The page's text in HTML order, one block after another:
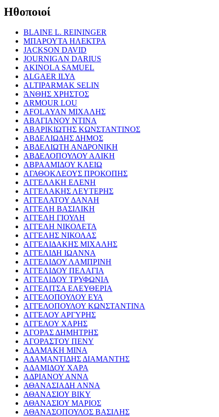
Ηθοποιοί
BLAINE L. REININGER
ΜΠΑΡΟΥΤΑ ΗΛΕΚΤΡΑ
JACKSON DAVID
JOURNIGAN DARIUS
AKINOLA SAMUEL
ALGAER ILYA
ALTIPARMAK SELIN
ΆΝΘΗΣ ΧΡΗΣΤΟΣ
ARMOUR LOU
AFOLAYAN ΜΙΧΑΛΗΣ
ΑΒΑΓΙΑΝΟΥ ΝΤΙΝΑ
ΑΒΑΡΙΚΙΩΤΗΣ ΚΩΝΣΤΑΝΤΙΝΟΣ
ΑΒΔΕΛΙΩΔΗΣ ΔΗΜΟΣ
ΑΒΔΕΛΙΩΤΗ ΑΝΔΡΟΝΙΚΗ
ΑΒΔΕΛΟΠΟΥΛΟΥ ΑΛΙΚΗ
ΑΒΡΑΑΜΙΔΟΥ ΚΛΕΙΩ
ΑΓΑΘΟΚΛΕΟΥΣ ΠΡΟΚΟΠΗΣ
ΑΓΓΕΛΑΚΗ ΕΛΕΝΗ
ΑΓΓΕΛΑΚΗΣ ΛΕΥΤΕΡΗΣ
ΑΓΓΕΛΑΤΟΥ ΔΑΝΑΗ
ΑΓΓΕΛΗ ΒΑΣΙΛΙΚΗ
ΑΓΓΕΛΗ ΓΙΟΥΛΗ
ΑΓΓΕΛΗ ΝΙΚΟΛΕΤΑ
ΑΓΓΕΛΗΣ ΝΙΚΟΛΑΣ
ΑΓΓΕΛΙΔΑΚΗΣ ΜΙΧΑΛΗΣ
ΑΓΓΕΛΙΔΗ ΙΩΑΝΝΑ
ΑΓΓΕΛΙΔΟΥ ΛΑΜΠΡΙΝΗ
ΑΓΓΕΛΙΔΟΥ ΠΕΛΑΓΙΑ
ΑΓΓΕΛΙΔΟΥ ΤΡΥΦΩΝΙΑ
ΑΓΓΕΛΙΤΣΑ ΕΛΕΥΘΕΡΙΑ
ΑΓΓΕΛΟΠΟΥΛΟΥ ΕΥΑ
ΑΓΓΕΛΟΠΟΥΛΟΥ ΚΩΝΣΤΑΝΤΙΝΑ
ΑΓΓΕΛΟΥ ΑΡΓΥΡΗΣ
ΑΓΓΕΛΟΥ ΧΑΡΗΣ
ΑΓΟΡΑΣ ΔΗΜΗΤΡΗΣ
ΑΓΟΡΑΣΤΟΥ ΠΕΝΥ
ΑΔΑΜΑΚΗ ΜΙΝΑ
ΑΔΑΜΑΝΤΙΔΗΣ ΔΙΑΜΑΝΤΗΣ
ΑΔΑΜΙΔΟΥ ΧΑΡΑ
ΑΔΡΙΑΝΟΥ ΑΝΝΑ
ΑΘΑΝΑΣΙΑΔΗ ΑΝΝΑ
ΑΘΑΝΑΣΙΟΥ ΒΙΚΥ
ΑΘΑΝΑΣΙΟΥ ΜΑΡΙΟΣ
ΑΘΑΝΑΣΟΠΟΥΛΟΣ ΒΑΣΙΛΗΣ